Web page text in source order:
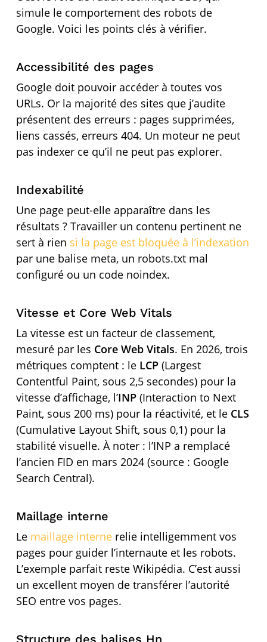
simule le comportement des robots de
Google. Voici les points clés à vérifier.
Accessibilité des pages
Google doit pouvoir accéder à toutes vos
URLs. Or la majorité des sites que j’audite
présentent des erreurs : pages supprimées,
liens cassés, erreurs 404. Un moteur ne peut
pas indexer ce qu’il ne peut pas explorer.
Indexabilité
Une page peut-elle apparaître dans les
résultats ? Travailler un contenu pertinent ne
sert à rien si la page est bloquée à l’indexation
par une balise meta, un robots.txt mal
configuré ou un code noindex.
Vitesse et Core Web Vitals
La vitesse est un facteur de classement,
mesuré par les Core Web Vitals. En 2026, trois
métriques comptent : le LCP(Largest
Contentful Paint, sous 2,5 secondes) pour la
vitesse d’affichage, l’INP(Interaction to Next
Paint, sous 200 ms) pour la réactivité, et le CLS
(Cumulative Layout Shift, sous 0,1) pour la
stabilité visuelle. À noter : l’INP a remplacé
l’ancien FID en mars 2024 (source : Google
Search Central).
Maillage interne
Le maillage internerelie intelligemment vos
pages pour guider l’internaute et les robots.
L’exemple parfait reste Wikipédia. C’est aussi
un excellent moyen de transférer l’autorité
SEO entre vos pages.
Structure des balises Hn